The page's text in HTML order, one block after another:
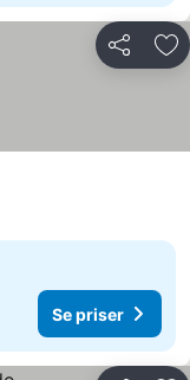
Del
Se priser